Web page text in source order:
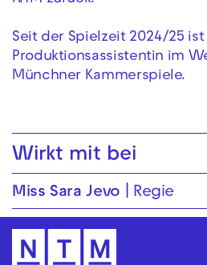
Seit der Spielzeit 2024/25 ist
Produktionsassistentin im
Münchner Kammerspiele.
Wirkt mit bei
Miss Sara Jevo Regie